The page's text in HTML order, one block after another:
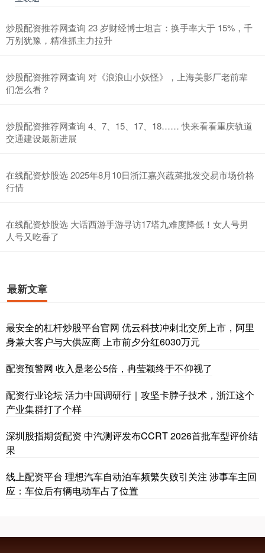
炒股配资推荐网查询 23 岁财经博士坦言：换手率大于 15%，千
万别犹豫，精准抓主力拉升
炒股配资推荐网查询 对《浪浪山小妖怪》，上海美影厂老前辈
们怎么看？
炒股配资推荐网查询 4、7、15、17、18…… 快来看看重庆轨道
交通建设最新进展
在线配资炒股选 2025年8月10日浙江嘉兴蔬菜批发交易市场价格
行情
在线配资炒股选 大话西游手游寻访17塔九难度降低！女人号男
人号又吃香了
最新文章
最安全的杠杆炒股平台官网 优云科技冲刺北交所上市，阿里
身兼大客户与大供应商 上市前夕分红6030万元
配资预警网 收入是老公5倍，冉莹颖终于不仰视了
配资行业论坛 活力中国调研行｜攻坚卡脖子技术，浙江这个
产业集群打了个样
深圳股指期货配资 中汽测评发布CCRT 2026首批车型评价结
果
线上配资平台 理想汽车自动泊车频繁失败引关注 涉事车主回
应：车位后有辆电动车占了位置